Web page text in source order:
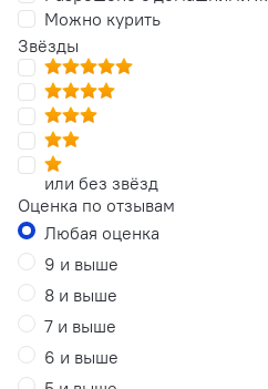
Можно курить
Звёзды
или без звёзд
Оценка по отзывам
Любая оценка
9 и выше
8 и выше
7 и выше
6 и выше